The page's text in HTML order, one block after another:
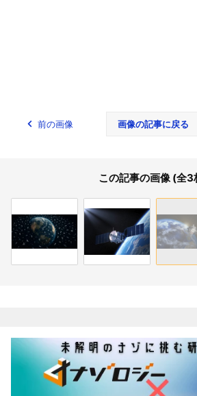
前の画像 画像の記事に戻る
この記事の画像 (全3